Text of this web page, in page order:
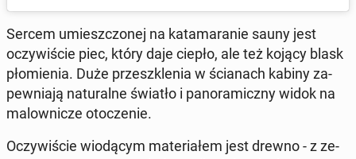
Sercem umiesz­czo­nej na ka­ta­ma­ra­nie sauny jest
oczy­wi­ście piec, który daje ciepło, ale też kojący blask
pło­mie­nia. Duże prze­szkle­nia w ścia­nach kabiny za­
pew­nia­ją na­tu­ral­ne światło i pa­no­ra­micz­ny widok na
ma­low­ni­cze oto­cze­nie.
Oczy­wi­ście wio­dą­cym ma­te­ria­łem jest drewno - z ze­